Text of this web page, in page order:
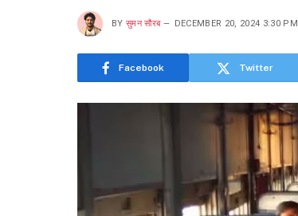
BY सुमन सौरब DECEMBER 20, 2024 3:30 PM
Facebook Twitter